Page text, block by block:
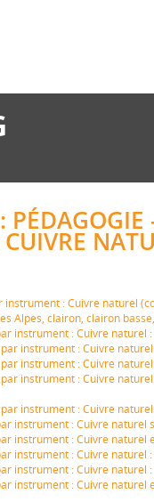
instrument : Cuivre naturel
Alpes, clairon, clairon
instrument : Cuivre naturel
instrument : Cuivre
instrument : Cuivre
instrument : Cuivre
instrument : Cuivre
instrument : Cuivre naturel
instrument : Cuivre naturel
instrument : Cuivre naturel
instrument : Cuivre naturel
instrument : Cuivre naturel